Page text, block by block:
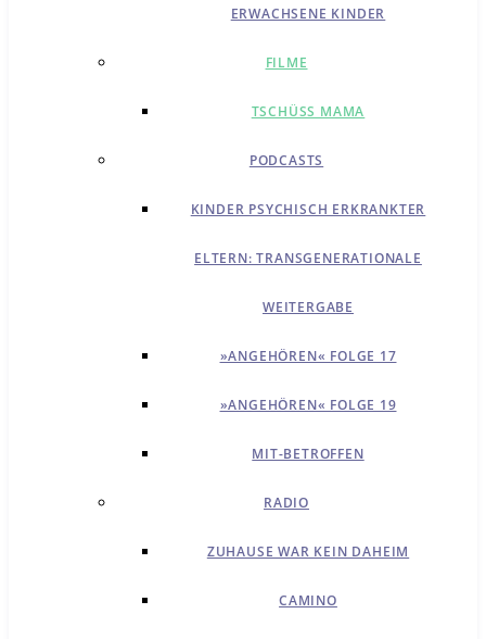
ERWACHSENE KINDER
FILME
TSCHÜSS MAMA
PODCASTS
KINDER PSYCHISCH ERKRANKTER
ELTERN: TRANSGENERATIONALE
WEITERGABE
»ANGEHÖREN« FOLGE 17
»ANGEHÖREN« FOLGE 19
MIT-BETROFFEN
RADIO
ZUHAUSE WAR KEIN DAHEIM
CAMINO